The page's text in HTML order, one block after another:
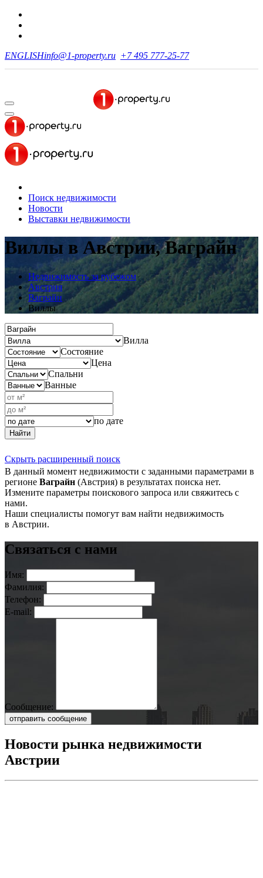
ENGLISHinfo@1-property.ru +7 495 777-25-77
Поиск недвижимости
Новости
Выставки недвижимости
Виллы в Австрии, Ваграйн
Недвижимость за рубежом
Австрия
Ваграйн
Виллы
Вилла
Состояние
Цена
Спальни
Ванные
по дате
Найти
Скрыть расширенный поиск
В данный момент недвижимости с заданными параметрами в
регионе Ваграйн (Австрия) в результатах поиска нет.
Измените параметры поискового запроса или свяжитесь с
нами.
Наши специалисты помогут вам найти недвижимость
в Австрии.
Связаться с нами
Имя:
Фамилия:
Телефон:
E-mail:
Сообщение:
отправить сообщение
Новости рынка недвижимости
Австрии